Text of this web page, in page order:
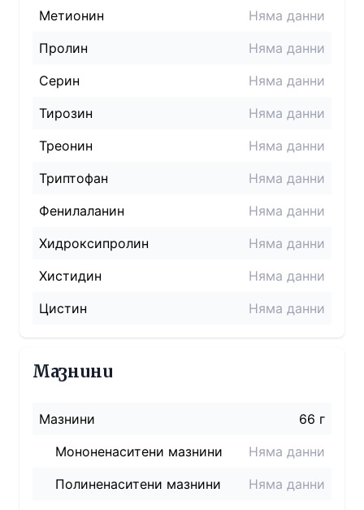
Метионин
Няма данни
Пролин
Няма данни
Серин
Няма данни
Тирозин
Няма данни
Треонин
Няма данни
Триптофан
Няма данни
Фенилаланин
Няма данни
Хидроксипролин
Няма данни
Хистидин
Няма данни
Цистин
Няма данни
Мазнини
Мазнини
66 г
Мононенаситени мазнини
Няма данни
Полиненаситени мазнини
Няма данни